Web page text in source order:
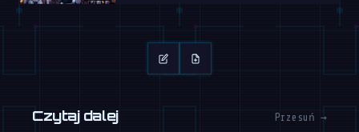
Czytaj dalej Przesuń →